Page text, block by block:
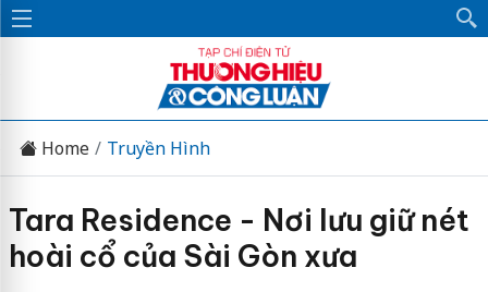
Home Truyền Hình
Tara Residence - Nơi lưu giữ nét
hoài cổ của Sài Gòn xưa